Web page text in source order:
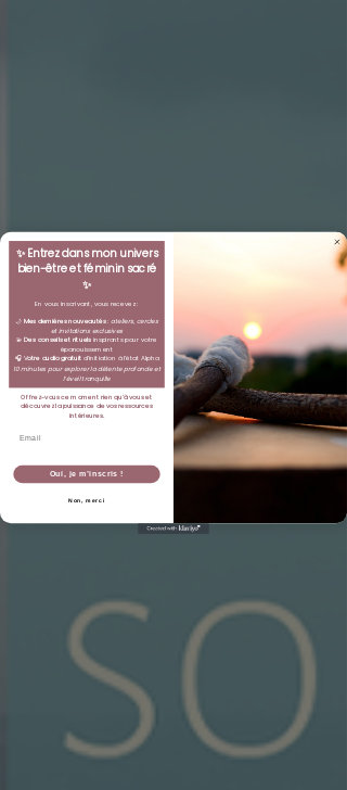
✨ Entrez dans mon univers
bien-être et féminin sacré
✨
En vous inscrivant, vous recevez :
🌙 Mes dernières nouveautés:ateliers, cercles
et invitations exclusives
💫Des conseils et rituels inspirants pour votre
épanouissement
🎧 Votre audio gratuitd’initiation à l’état Alpha
10 minutes pour explorer la détente profonde et
l’éveil tranquille
Offrez-vous ce moment rien qu’à vous et
découvrez la puissance de vos ressources
intérieures.
Oui, je m’inscris !
Non, merci